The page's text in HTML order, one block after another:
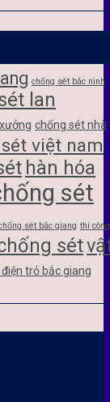
chống sét bắc ninh
lan
chống sét nhà
việt nam
hàn hóa
sét
sét bắc giang thi công
sét
trỏ bắc giang